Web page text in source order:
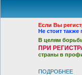
Если Вы
Не стоит
В целям
ПРИ
страны в
ПОДРОБНЕЕ